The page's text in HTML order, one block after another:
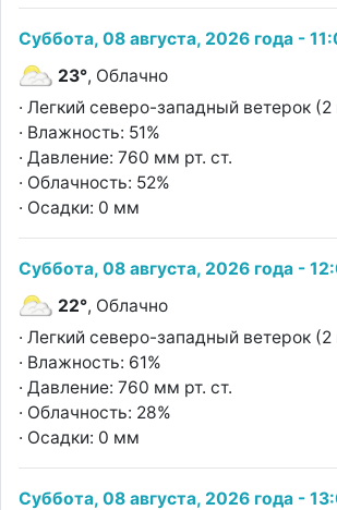
Суббота, 08 августа, 2026 года -
23°, Облачно
· Легкий северо-западный ветерок
· Влажность: 51%
· Давление: 760 мм рт. ст.
· Облачность: 52%
· Осадки: 0 мм
Суббота, 08 августа, 2026 года -
22°, Облачно
· Легкий северо-западный ветерок
· Влажность: 61%
· Давление: 760 мм рт. ст.
· Облачность: 28%
· Осадки: 0 мм
Суббота, 08 августа, 2026 года -